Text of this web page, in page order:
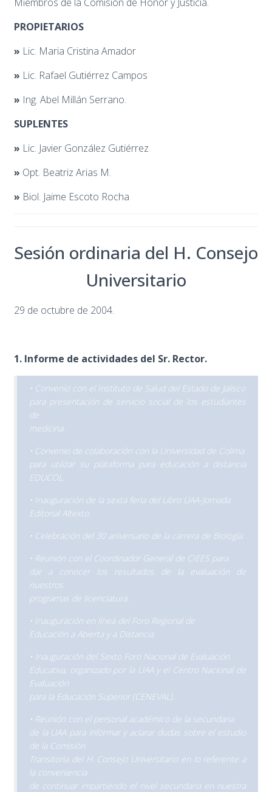
PROPIETARIOS
» Lic. Maria Cristina Amador
» Lic. Rafael Gutiérrez Campos
» Ing. Abel Millán Serrano.
SUPLENTES
» Lic. Javier González Gutiérrez
» Opt. Beatriz Arias M.
» Biol. Jaime Escoto Rocha
Sesión ordinaria del H. Consejo
Universitario
29 de octubre de 2004.
1. Informe de actividades del Sr. Rector.
• Convenio con el Instituto de Salud del Estado de Jalisco
para presentación de servicio social de los estudiantes
de
medicina.
• Convenio de colaboración con la Universidad de Colima
para utilizar su plataforma para educación a distancia
EDUCOL.
• Inauguración de la sexta feria del Libro UAA-Jornada
Editorial Altexto.
• Celebración del 30 aniversario de la carrera de Biología.
• Reunión con el Coordinador General de CIEES para
dar a conocer los resultados de la evaluación de
nuestros
programas de licenciatura.
• Inauguración en línea del Foro Regional de
Educación a Abierta y a Distancia
• Inauguración del Sexto Foro Nacional de Evaluación
Educativa, organizado por la UAA y el Centro Nacional de
Evaluación
para la Educación Superior (CENEVAL).
• Reunión con el personal académico de la secundaria
de la UAA para informar y aclarar dudas sobre el estudio
de la Comisión
Transitoria del H. Consejo Universitario en lo referente a
la conveniencia
de continuar impartiendo el nivel secundaria en nuestra